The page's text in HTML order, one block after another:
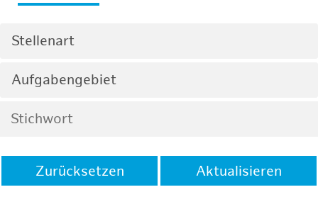
Stellenart
Aufgabengebiet
Zurücksetzen Aktualisieren